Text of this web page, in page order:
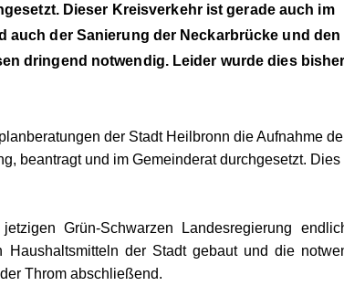
Dieser Kreisverkehr ist gerade auch im
auch der Sanierung der Neckarbrücke und den
dringend notwendig. Leider wurde dies
der Stadt Heilbronn die Aufnahme
beantragt und im Gemeinderat durchgesetzt. Dies
Grün-Schwarzen Landesregierung
Haushaltsmitteln der Stadt gebaut und die
Throm abschließend.